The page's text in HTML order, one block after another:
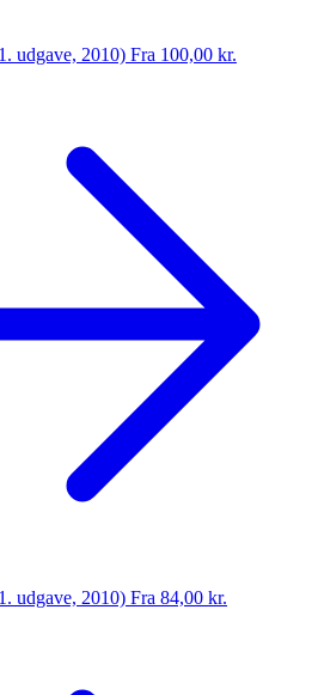
udgave, 2010) Fra 100,00 kr.
udgave, 2010) Fra 84,00 kr.